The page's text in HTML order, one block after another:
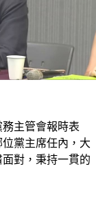
黨主席任內，大
對，秉持一貫的